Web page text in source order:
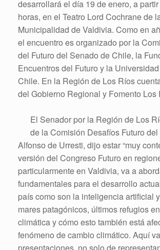
desarrollará el día 19 de enero, a
horas, en el Teatro Lord Cochrane de
Municipalidad de Valdivia. Como en
el encuentro es organizado por la
del Futuro del Senado de Chile, la
Encuentros del Futuro y la
Chile. En la Región de Los Ríos
del Gobierno Regional y Fomento Los
El Senador por la Región de Los
de la Comisión Desafíos Futuro
Alfonso de Urresti, dijo estar “muy
versión del Congreso Futuro en
particularmente en Valdivia, va a
fundamentales para el desarrollo
país como son la inteligencia artificial
mares patagónicos, últimos refugios
climática y cómo esto también está
fenómeno de cambio climático. Aquí